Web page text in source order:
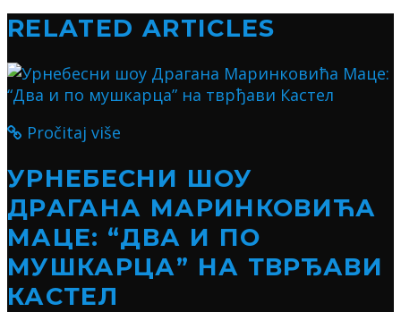
RELATED ARTICLES
Pročitaj više
УРНЕБЕСНИ ШОУ
ДРАГАНА МАРИНКОВИЋА
МАЦЕ: “ДВА И ПО
МУШКАРЦА” НА ТВРЂАВИ
КАСТЕЛ